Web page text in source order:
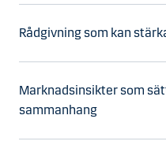
Rådgivning som kan
Marknadsinsikter som
sammanhang